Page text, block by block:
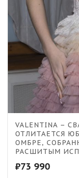
VALENTINA –
ОТЛИТАЕТСЯ
ОМБРЕ,
РАСШИТЫМ
₽73 990